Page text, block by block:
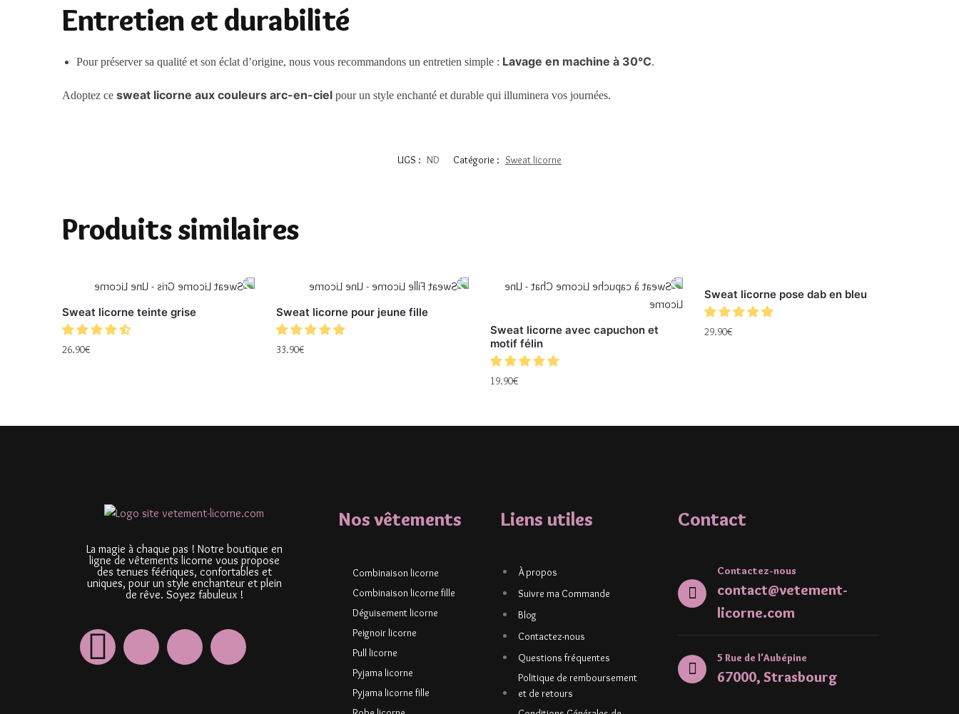
Entretien et durabilité
Pour préserver sa qualité et son éclat d’origine, nous vous recommandons un entretien simple : Lavage en machine à 30°C.
Adoptez cesweat licorne aux couleurs arc-en-ciel pour un style enchanté et durable qui illuminera vos journées.
UGS : ND Catégorie : Sweat licorne
Produits similaires
Sweat licorne teinte grise
26.90€
Sweat licorne pour jeune fille
33.90€
Sweat licorne avec capuchon et
motif félin
19.90€
Sweat licorne pose dab en bleu
29.90€
La magie à chaque pas ! Notre boutique en
ligne de vêtements licorne vous propose
des tenues féériques, confortables et
uniques, pour un style enchanteur et plein
de rêve. Soyez fabuleux !
Nos vêtements
Combinaison licorne
Combinaison licorne fille
Déguisement licorne
Peignoir licorne
Pull licorne
Pyjama licorne
Pyjama licorne fille
Liens utiles
À propos
Suivre ma Commande
Blog
Contactez-nous
Questions fréquentes
Politique de remboursement
et de retours
Contact
Contactez-nous
contact@vetement-
licorne.com
5 Rue de l'Aubépine
67000, Strasbourg